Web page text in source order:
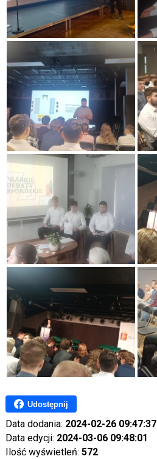
Udostępnij
Data dodania: 2024-02-26 09:47:37
Data edycji: 2024-03-06 09:48:01
Ilość wyświetleń: 572